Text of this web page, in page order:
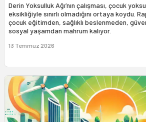
Derin Yoksulluk Ağı’nın çalışması, çocuk
eksikliğiyle sınırlı olmadığını ortaya koydu.
çocuk eğitimden, sağlıklı beslenmeden,
sosyal yaşamdan mahrum kalıyor.
13 Temmuz 2026